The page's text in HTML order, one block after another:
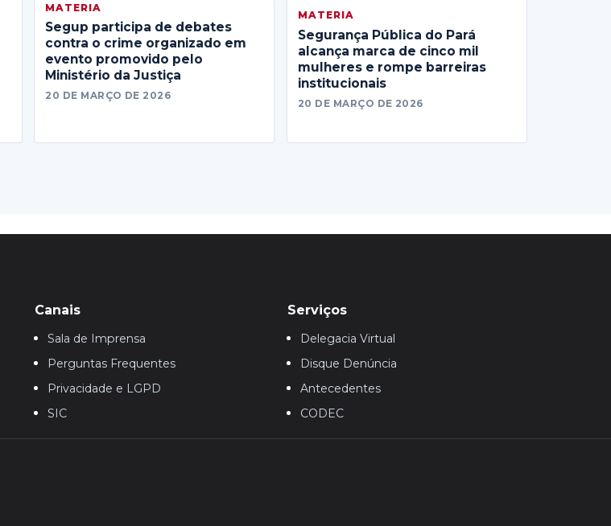
MATERIA
Segup participa de debates
contra o crime organizado em
evento promovido pelo
Ministério da Justiça
20 DE MARÇO DE 2026
MATERIA
Segurança Pública do Pará
alcança marca de cinco mil
mulheres e rompe barreiras
institucionais
20 DE MARÇO DE 2026
Canais
Sala de Imprensa
Perguntas Frequentes
Privacidade e LGPD
SIC
Serviços
Delegacia Virtual
Disque Denúncia
Antecedentes
CODEC